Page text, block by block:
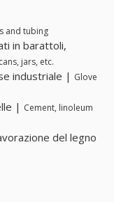
and tubing
in barattoli,
jars, etc.
industriale | Glove
| Cement, linoleum
del legno